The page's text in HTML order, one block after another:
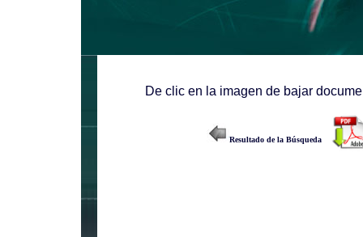
De clic en la imagen de bajar
Resultado de la Búsqueda